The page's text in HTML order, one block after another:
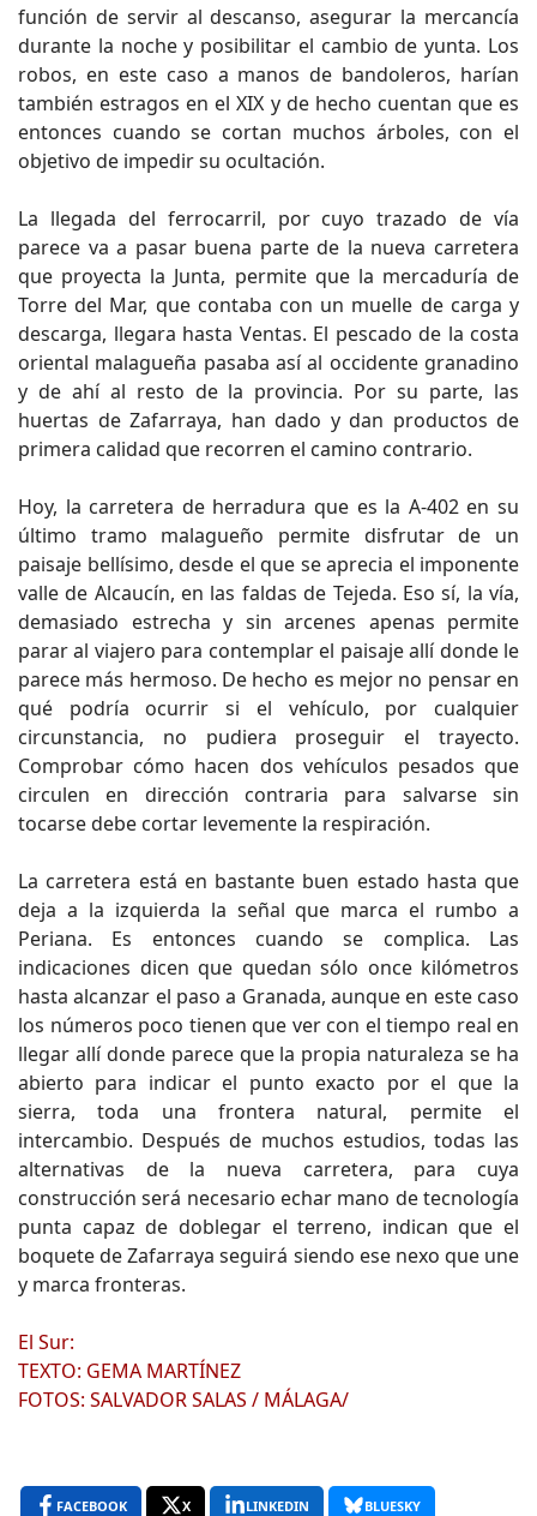
función de servir al descanso, asegurar la mercancía
durante la noche y posibilitar el cambio de yunta. Los
robos, en este caso a manos de bandoleros, harían
también estragos en el XIX y de hecho cuentan que es
entonces cuando se cortan muchos árboles, con el
objetivo de impedir su ocultación.
La llegada del ferrocarril, por cuyo trazado de vía
parece va a pasar buena parte de la nueva carretera
que proyecta la Junta, permite que la mercaduría de
Torre del Mar, que contaba con un muelle de carga y
descarga, llegara hasta Ventas. El pescado de la costa
oriental malagueña pasaba así al occidente granadino
y de ahí al resto de la provincia. Por su parte, las
huertas de Zafarraya, han dado y dan productos de
primera calidad que recorren el camino contrario.
Hoy, la carretera de herradura que es la A-402 en su
último tramo malagueño permite disfrutar de un
paisaje bellísimo, desde el que se aprecia el imponente
valle de Alcaucín, en las faldas de Tejeda. Eso sí, la vía,
demasiado estrecha y sin arcenes apenas permite
parar al viajero para contemplar el paisaje allí donde le
parece más hermoso. De hecho es mejor no pensar en
qué podría ocurrir si el vehículo, por cualquier
circunstancia, no pudiera proseguir el trayecto.
Comprobar cómo hacen dos vehículos pesados que
circulen en dirección contraria para salvarse sin
tocarse debe cortar levemente la respiración.
La carretera está en bastante buen estado hasta que
deja a la izquierda la señal que marca el rumbo a
Periana. Es entonces cuando se complica. Las
indicaciones dicen que quedan sólo once kilómetros
hasta alcanzar el paso a Granada, aunque en este caso
los números poco tienen que ver con el tiempo real en
llegar allí donde parece que la propia naturaleza se ha
abierto para indicar el punto exacto por el que la
sierra, toda una frontera natural, permite el
intercambio. Después de muchos estudios, todas las
alternativas de la nueva carretera, para cuya
construcción será necesario echar mano de tecnología
punta capaz de doblegar el terreno, indican que el
boquete de Zafarraya seguirá siendo ese nexo que une
y marca fronteras.
El Sur:
TEXTO: GEMA MARTÍNEZ
FOTOS: SALVADOR SALAS / MÁLAGA/
FACEBOOK X LINKEDIN BLUESKY